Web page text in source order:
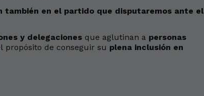
también en el partido que disputaremos ante el
y delegaciones que aglutinan a personas
propósito de conseguir su plena inclusión en